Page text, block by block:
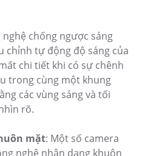
nghệ chống ngược sáng
chỉnh tự động độ sáng của
chi tiết khi có sự chênh
trong cùng một khung
các vùng sáng và tối
rõ.
mặt: Một số camera
nghệ nhận dạng khuôn